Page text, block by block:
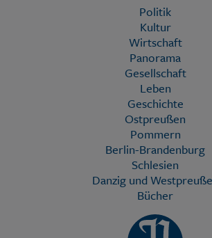
Politik
Kultur
Wirtschaft
Panorama
Gesellschaft
Leben
Geschichte
Ostpreußen
Pommern
Berlin-Brandenburg
Schlesien
Danzig und
Bücher